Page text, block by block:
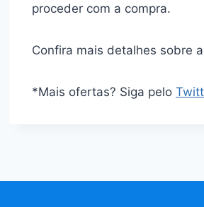
proceder com a compra.
Confira mais detalhes sobre
*Mais ofertas? Siga pelo